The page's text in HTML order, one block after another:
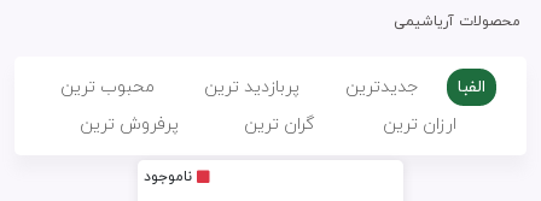
محصولات آریاشیمی
الفبا جدیدترین پربازدید ترین
محبوب ترین
ارزان ترین
گران ترین پرفروش ترین
ناموجود